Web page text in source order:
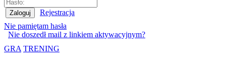
Rejestracja
Nie pamiętam hasła
Nie doszedł mail z linkiem aktywacyjnym?
GRA TRENING